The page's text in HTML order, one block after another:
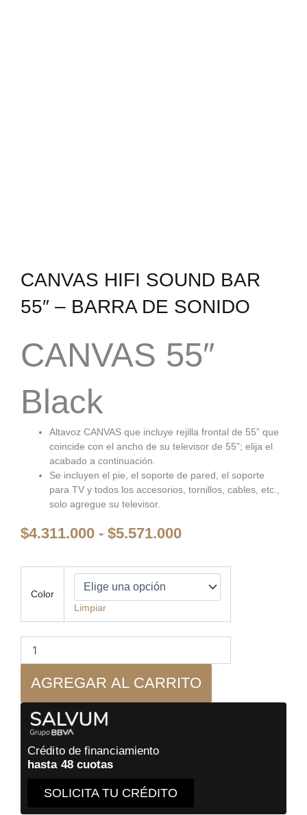
CANVAS HIFI SOUND BAR
55″ – BARRA DE SONIDO
CANVAS 55″
Black
Altavoz CANVAS que incluye rejilla frontal de 55” que
coincide con el ancho de su televisor de 55”; elija el
acabado a continuación.
Se incluyen el pie, el soporte de pared, el soporte
para TV y todos los accesorios, tornillos, cables, etc.,
solo agregue su televisor.
$4.311.000 - $5.571.000Rango
desde
$4.311.000
hasta
$5.571.000
Color
Limpiar
Sound
Barra
de
sonido
AGREGAR AL CARRITO
Crédito de financiamiento
hasta 48 cuotas
SOLICITA TU CRÉDITO